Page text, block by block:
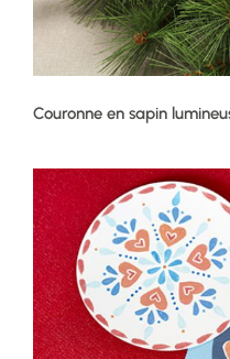
Couronne en sapin